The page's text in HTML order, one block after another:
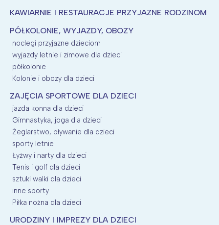
KAWIARNIE I RESTAURACJE PRZYJAZNE RODZINOM
PÓŁKOLONIE, WYJAZDY, OBOZY
noclegi przyjazne dzieciom
wyjazdy letnie i zimowe dla dzieci
półkolonie
Kolonie i obozy dla dzieci
ZAJĘCIA SPORTOWE DLA DZIECI
jazda konna dla dzieci
Gimnastyka, joga dla dzieci
Żeglarstwo, pływanie dla dzieci
sporty letnie
Łyżwy i narty dla dzieci
Tenis i golf dla dzieci
sztuki walki dla dzieci
inne sporty
Piłka nożna dla dzieci
URODZINY I IMPREZY DLA DZIECI